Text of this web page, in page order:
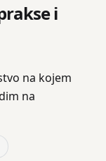
i
na kojem
na